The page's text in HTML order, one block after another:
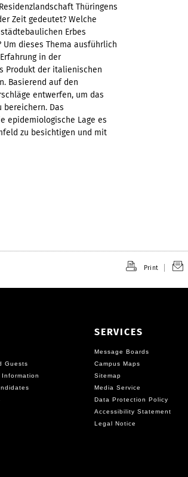
Thüringens
Zeit gedeutet? Welche
Erbes
Um dieses Thema ausführlich
in der
Produkt der italienischen
Basierend auf den
entwerfen, um das
bereichern. Das
epidemiologische Lage es
zu besichtigen und mit
Print
Guests
Information
SERVICES
Message Boards
Campus Maps
Sitemap
Media Service
Data Protection Policy
Accessibility Statement
Legal Notice